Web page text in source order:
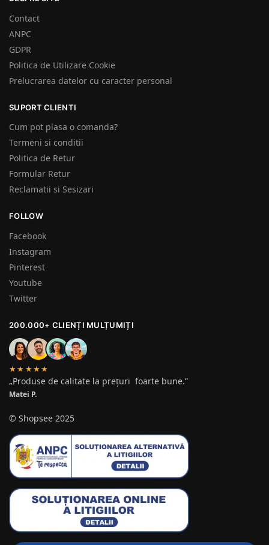
Contact
ANPC
GDPR
Politica de Utilizare Cookie
Prelucrarea datelor cu caracter personal
SUPORT CLIENTI
Cum pot plasa o comanda?
Termeni si conditii
Politica de Retur
Formular Retur
Reclamatii si Sesizari
FOLLOW
Facebook
Instagram
Pinterest
Youtube
Twitter
200.000+ CLIENȚI MULȚUMIȚI
★★★★★
„Produse de calitate la prețuri foarte bune.”
Matei P.
© Shopsee 2025